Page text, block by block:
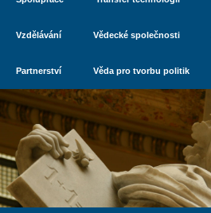
Vzdělávání Vědecké společnosti
Partnerství Věda pro tvorbu politik